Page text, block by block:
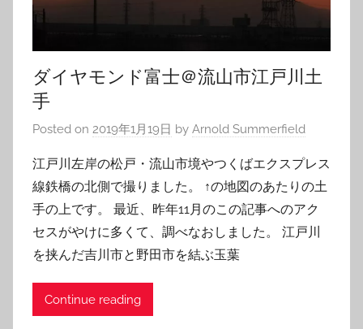
ダイヤモンド富士＠流山市江戸川土
手
Posted on 2019年1月19日 by Arnold Summerfield
江戸川左岸の松戸・流山市境やつくばエクスプレス
線鉄橋の北側で撮りました。 ↑の地図のあたりの土
手の上です。 最近、昨年11月のこの記事へのアク
セスがやけに多くて、調べなおしました。 江戸川
を挟んだ吉川市と野田市を結ぶ玉葉
Continue reading